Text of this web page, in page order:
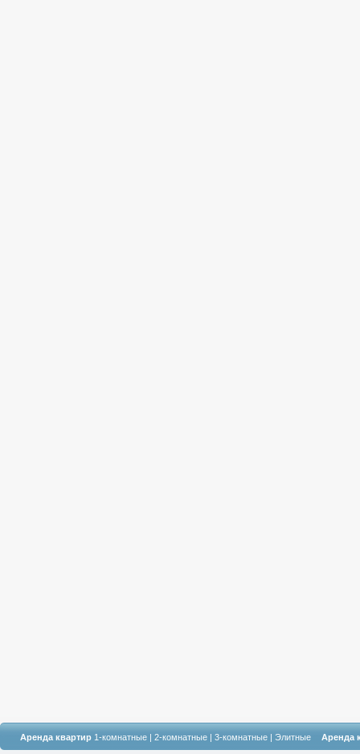
Аренда квартир 1-комнатные | 2-комнатные | 3-комнатные | Элитные Аренда